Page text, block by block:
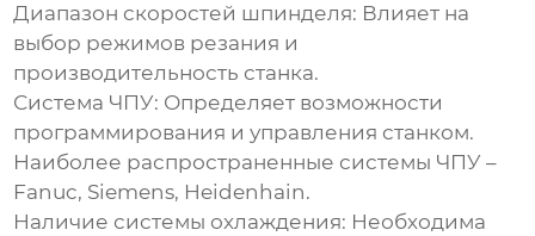
Диапазон скоростей шпинделя: Влияет на
выбор режимов резания и
производительность станка.
Система ЧПУ: Определяет возможности
программирования и управления станком.
Наиболее распространенные системы ЧПУ –
Fanuc, Siemens, Heidenhain.
Наличие системы охлаждения: Необходима